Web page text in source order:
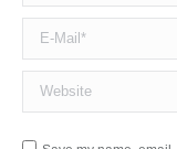
E-Mail *
Website